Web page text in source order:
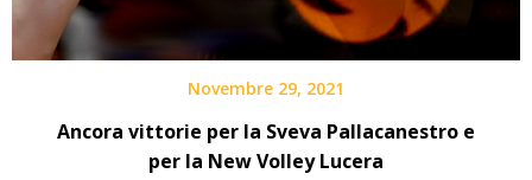
Novembre 29, 2021
Ancora vittorie per la Sveva Pallacanestro e
per la New Volley Lucera